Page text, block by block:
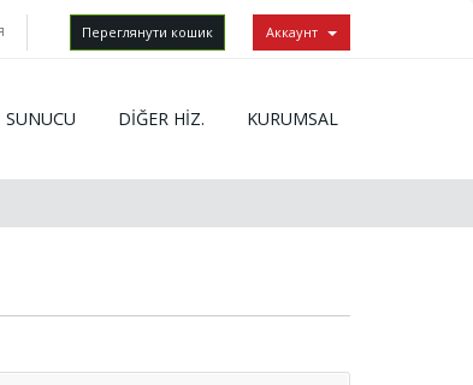
Переглянути кошик Аккаунт
SUNUCU DİĞER HİZ. KURUMSAL